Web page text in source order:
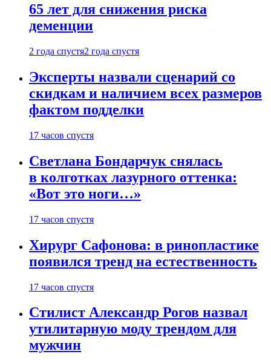
65 лет для снижения риска
деменции
2 года спустя2 года спустя
Эксперты назвали сценарий со
скидкам и наличием всех размеров
фактом подделки
17 часов спустя
Светлана Бондарчук снялась
в колготках лазурного оттенка:
«Вот это ноги…»
17 часов спустя
Хирург Сафонова: в ринопластике
появился тренд на естественность
17 часов спустя
Стилист Александр Рогов назвал
утилитарную моду трендом для
мужчин